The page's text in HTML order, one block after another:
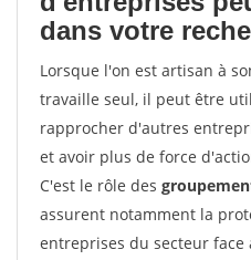
dans votre
Lorsque l'on est artisan à
travaille seul, il peut être
rapprocher d'autres
et avoir plus de force
C'est le rôle des
assurent notamment la
entreprises du secteur face